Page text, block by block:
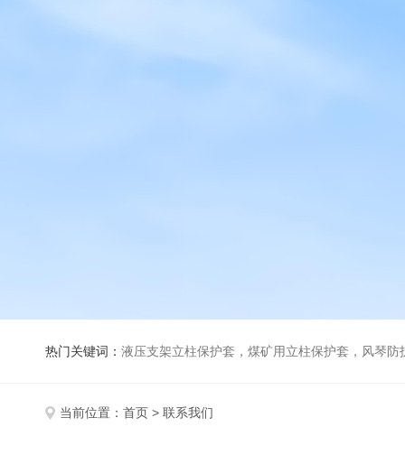
热门关键词： 液压支架立柱保护套，煤矿用立柱保护套，风琴
当前位置： 首页 > 联系我们